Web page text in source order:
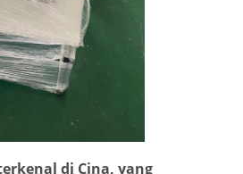
di Cina, yang